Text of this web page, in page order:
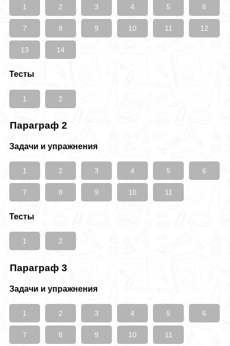
1 2 3 4 5 6
7 8 9 10 11 12
13 14
Тесты
1 2
Параграф 2
Задачи и упражнения
1 2 3 4 5 6
7 8 9 10 11
Тесты
1 2
Параграф 3
Задачи и упражнения
1 2 3 4 5 6
7 8 9 10 11